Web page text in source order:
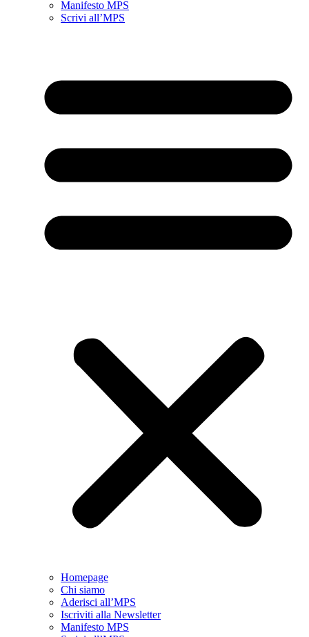
Manifesto MPS
Scrivi all’MPS
Homepage
Chi siamo
Aderisci all’MPS
Iscriviti alla Newsletter
Manifesto MPS